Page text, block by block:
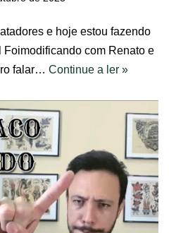
e hoje estou fazendo
com Renato e
falar… Continue a ler »